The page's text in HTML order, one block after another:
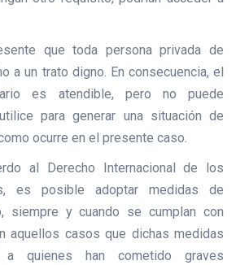
que toda persona privada de
a un trato digno. En consecuencia, el
es atendible, pero no puede
para generar una situación de
ocurre en el presente caso.
al Derecho Internacional de los
es posible adoptar medidas de
siempre y cuando se cumplan con
aquellos casos que dichas medidas
a quienes han cometido graves